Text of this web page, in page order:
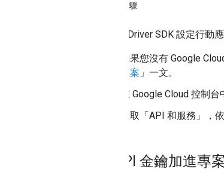
後續步驟
如要為 Driver SDK 設定行動
如果您沒有 Google
專案 」一文。
在 Google Cloud 控制
選取「API 和服務」
，
將 API 金鑰加進專